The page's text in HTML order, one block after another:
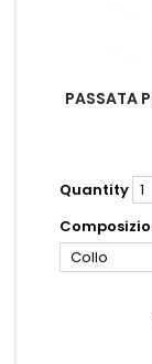
PASSATA
Quantity
Collo